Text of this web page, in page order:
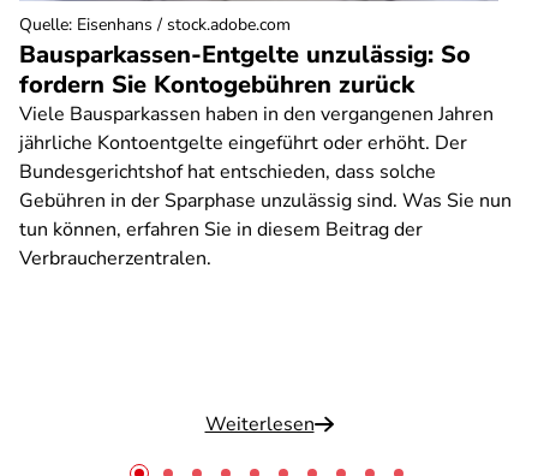
Bausparkassen-Entgelte unzulässig: So
fordern Sie Kontogebühren zurück
Viele Bausparkassen haben in den vergangenen Jahren
jährliche Kontoentgelte eingeführt oder erhöht. Der
Bundesgerichtshof hat entschieden, dass solche
Gebühren in der Sparphase unzulässig sind. Was Sie nun
tun können, erfahren Sie in diesem Beitrag der
Verbraucherzentralen.
Weiterlesen
Quelle: Eisenhans / stock.adobe.com